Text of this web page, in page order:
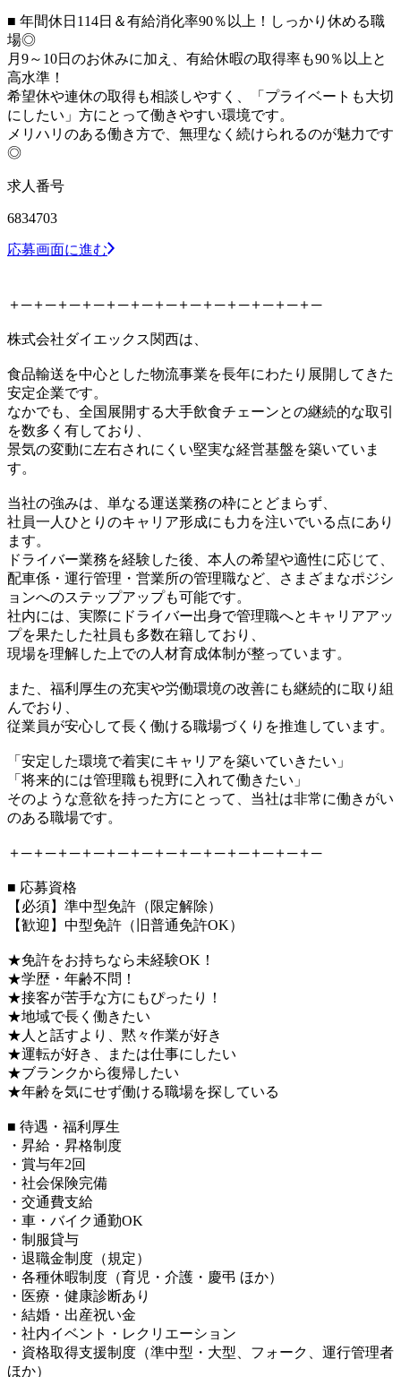
■ 年間休日114日＆有給消化率90％以上！しっかり休める職
場◎
月9～10日のお休みに加え、有給休暇の取得率も90％以上と
高水準！
希望休や連休の取得も相談しやすく、「プライベートも大切
にしたい」方にとって働きやすい環境です。
メリハリのある働き方で、無理なく続けられるのが魅力です
◎
求人番号
6834703
応募画面に進む
＋─＋─＋─＋─＋─＋─＋─＋─＋─＋─＋─＋─＋─
株式会社ダイエックス関西は、
食品輸送を中心とした物流事業を長年にわたり展開してきた
安定企業です。
なかでも、全国展開する大手飲食チェーンとの継続的な取引
を数多く有しており、
景気の変動に左右されにくい堅実な経営基盤を築いていま
す。
当社の強みは、単なる運送業務の枠にとどまらず、
社員一人ひとりのキャリア形成にも力を注いでいる点にあり
ます。
ドライバー業務を経験した後、本人の希望や適性に応じて、
配車係・運行管理・営業所の管理職など、さまざまなポジシ
ョンへのステップアップも可能です。
社内には、実際にドライバー出身で管理職へとキャリアアッ
プを果たした社員も多数在籍しており、
現場を理解した上での人材育成体制が整っています。
また、福利厚生の充実や労働環境の改善にも継続的に取り組
んでおり、
従業員が安心して長く働ける職場づくりを推進しています。
「安定した環境で着実にキャリアを築いていきたい」
「将来的には管理職も視野に入れて働きたい」
そのような意欲を持った方にとって、当社は非常に働きがい
のある職場です。
＋─＋─＋─＋─＋─＋─＋─＋─＋─＋─＋─＋─＋─
■ 応募資格
【必須】準中型免許（限定解除）
【歓迎】中型免許（旧普通免許OK）
★免許をお持ちなら未経験OK！
★学歴・年齢不問！
★接客が苦手な方にもぴったり！
★地域で長く働きたい
★人と話すより、黙々作業が好き
★運転が好き、または仕事にしたい
★ブランクから復帰したい
★年齢を気にせず働ける職場を探している
■ 待遇・福利厚生
・昇給・昇格制度
・賞与年2回
・社会保険完備
・交通費支給
・車・バイク通勤OK
・制服貸与
・退職金制度（規定）
・各種休暇制度（育児・介護・慶弔 ほか）
・医療・健康診断あり
・結婚・出産祝い金
・社内イベント・レクリエーション
・資格取得支援制度（準中型・大型、フォーク、運行管理者
ほか）